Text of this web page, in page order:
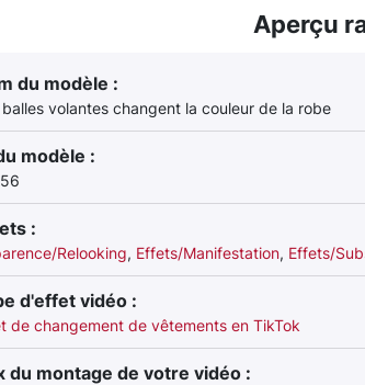
Aperçu
du modèle :
balles volantes changent la couleur de la robe
modèle :
:
Relooking, Effets/Manifestation, Effets/
d'effet vidéo :
de changement de vêtements en TikTok
du montage de votre vidéo :